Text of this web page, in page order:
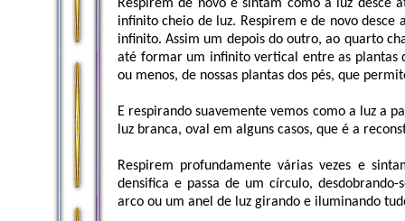
Respirem de novo e sintam como a luz desce
infinito cheio de luz. Respirem e de novo
infinito. Assim um depois do outro, ao quarto
até formar um infinito vertical entre as plantas
ou menos, de nossas plantas dos pés, que
E respirando suavemente vemos como a luz a
luz branca, oval em alguns casos, que é a
Respirem profundamente várias vezes e
densifica e passa de um círculo,
arco ou um anel de luz girando e iluminando